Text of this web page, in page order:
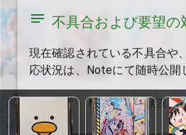
不具合および要望の
現在確認されている不具合や
応状況は、Noteにて随時公開
NOTEで対応状況を